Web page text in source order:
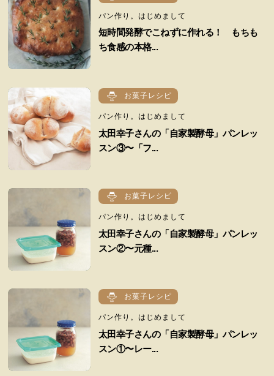
パン作り。はじめまして
短時間発酵でこねずに作れる！ もちも
ち食感の本格...
お菓子レシピ
パン作り。はじめまして
太田幸子さんの「自家製酵母」パンレッ
スン③〜「フ...
お菓子レシピ
パン作り。はじめまして
太田幸子さんの「自家製酵母」パンレッ
スン②〜元種...
お菓子レシピ
パン作り。はじめまして
太田幸子さんの「自家製酵母」パンレッ
スン①〜レー...